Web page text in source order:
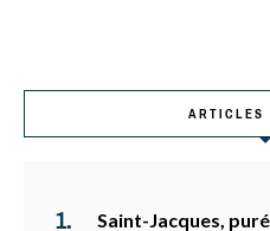
Saint-Jacques,